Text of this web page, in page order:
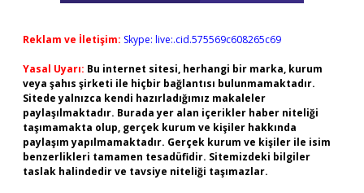
Reklam ve İletişim: Skype: live:.cid.575569c608265c69
Yasal Uyarı: Bu internet sitesi, herhangi bir marka, kurum
veya şahıs şirketi ile hiçbir bağlantısı bulunmamaktadır.
Sitede yalnızca kendi hazırladığımız makaleler
paylaşılmaktadır. Burada yer alan içerikler haber niteliği
taşımamakta olup, gerçek kurum ve kişiler hakkında
paylaşım yapılmamaktadır. Gerçek kurum ve kişiler ile isim
benzerlikleri tamamen tesadüfidir. Sitemizdeki bilgiler
taslak halindedir ve tavsiye niteliği taşımazlar.